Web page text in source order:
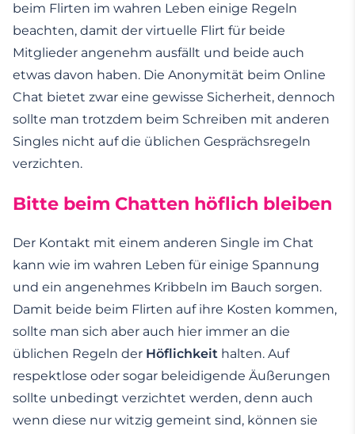
beim Flirten im wahren Leben einige Regeln
beachten, damit der virtuelle Flirt für beide
Mitglieder angenehm ausfällt und beide auch
etwas davon haben. Die Anonymität beim Online
Chat bietet zwar eine gewisse Sicherheit, dennoch
sollte man trotzdem beim Schreiben mit anderen
Singles nicht auf die üblichen Gesprächsregeln
verzichten.
Bitte beim Chatten höflich bleiben
Der Kontakt mit einem anderen Single im Chat
kann wie im wahren Leben für einige Spannung
und ein angenehmes Kribbeln im Bauch sorgen.
Damit beide beim Flirten auf ihre Kosten kommen,
sollte man sich aber auch hier immer an die
üblichen Regeln der Höflichkeit halten. Auf
respektlose oder sogar beleidigende Äußerungen
sollte unbedingt verzichtet werden, denn auch
wenn diese nur witzig gemeint sind, können sie